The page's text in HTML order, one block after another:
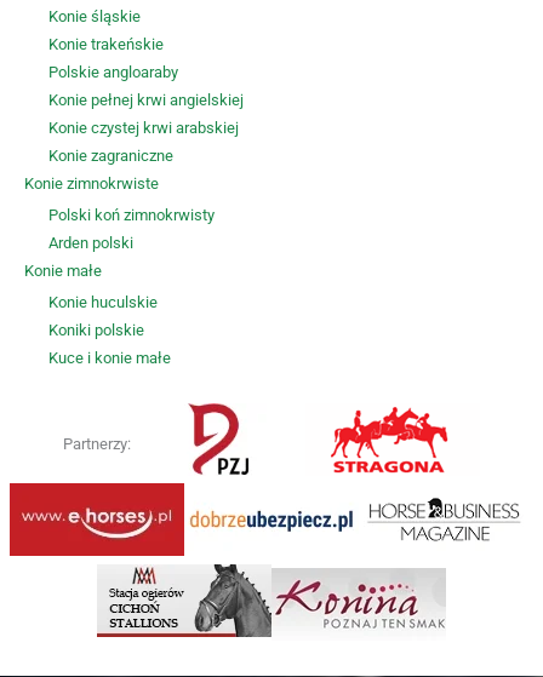
Konie śląskie
Konie trakeńskie
Polskie angloaraby
Konie pełnej krwi angielskiej
Konie czystej krwi arabskiej
Konie zagraniczne
Konie zimnokrwiste
Polski koń zimnokrwisty
Arden polski
Konie małe
Konie huculskie
Koniki polskie
Kuce i konie małe
Partnerzy: